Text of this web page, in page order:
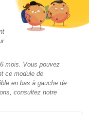
de cookies